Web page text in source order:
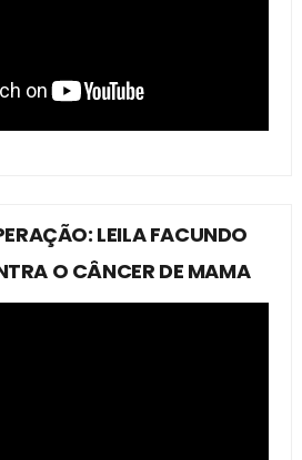
LEILA FACUNDO
O CÂNCER DE MAMA